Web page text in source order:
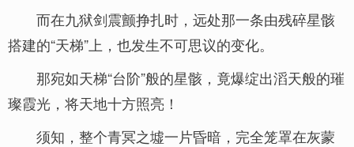
而在九狱剑震颤挣扎时，远处那一条由残碎星骸
搭建的“天梯”上，也发生不可思议的变化。
那宛如天梯“台阶”般的星骸，竟爆绽出滔天般的璀
璨霞光，将天地十方照亮！
须知，整个青冥之墟一片昏暗，完全笼罩在灰蒙